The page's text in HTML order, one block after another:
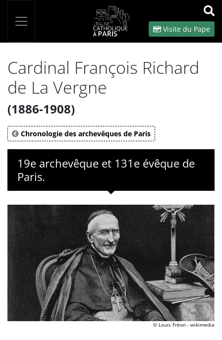
OK
Visite du Pape
Cardinal François Richard
de La Vergne
(1886-1908)
Chronologie des archevêques de Paris
19e archevêque et 131e évêque de
Paris.
© Louis Fréon - wikimedia
Panneau de gestion des cookies